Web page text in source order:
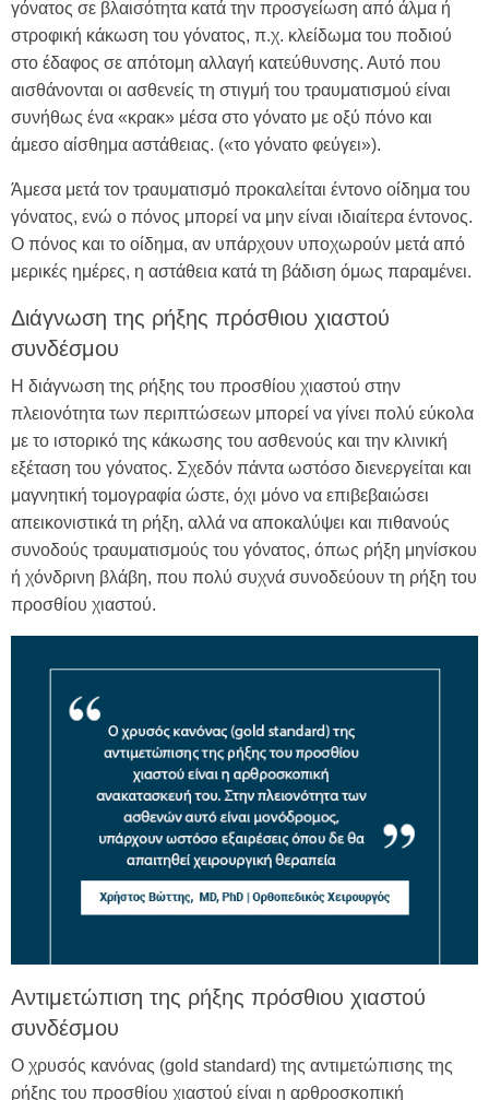
γόνατος σε βλαισότητα κατά την προσγείωση από άλμα ή
στροφική κάκωση του γόνατος, π.χ. κλείδωμα του ποδιού
στο έδαφος σε απότομη αλλαγή κατεύθυνσης. Αυτό που
αισθάνονται οι ασθενείς τη στιγμή του τραυματισμού είναι
συνήθως ένα «κρακ» μέσα στο γόνατο με οξύ πόνο και
άμεσο αίσθημα αστάθειας. («το γόνατο φεύγει»).
Άμεσα μετά τον τραυματισμό προκαλείται έντονο οίδημα του
γόνατος, ενώ ο πόνος μπορεί να μην είναι ιδιαίτερα έντονος.
Ο πόνος και το οίδημα, αν υπάρχουν υποχωρούν μετά από
μερικές ημέρες, η αστάθεια κατά τη βάδιση όμως παραμένει.
Διάγνωση της ρήξης πρόσθιου χιαστού
συνδέσμου
Η διάγνωση της ρήξης του προσθίου χιαστού στην
πλειονότητα των περιπτώσεων μπορεί να γίνει πολύ εύκολα
με το ιστορικό της κάκωσης του ασθενούς και την κλινική
εξέταση του γόνατος. Σχεδόν πάντα ωστόσο διενεργείται και
μαγνητική τομογραφία ώστε, όχι μόνο να επιβεβαιώσει
απεικονιστικά τη ρήξη, αλλά να αποκαλύψει και πιθανούς
συνοδούς τραυματισμούς του γόνατος, όπως ρήξη μηνίσκου
ή χόνδρινη βλάβη, που πολύ συχνά συνοδεύουν τη ρήξη του
προσθίου χιαστού.
Αντιμετώπιση της ρήξης πρόσθιου χιαστού
συνδέσμου
Ο χρυσός κανόνας (gold standard) της αντιμετώπισης της
ρήξης του προσθίου χιαστού είναι η αρθροσκοπική